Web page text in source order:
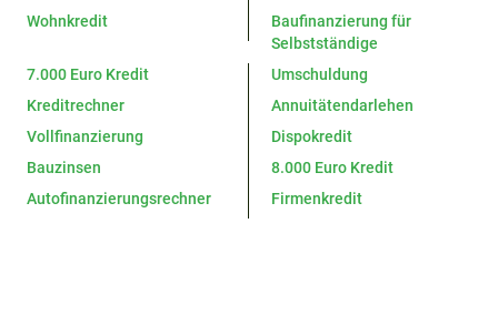
Wohnkredit
Baufinanzierung für
Selbstständige
7.000 Euro Kredit
Umschuldung
Kreditrechner
Annuitätendarlehen
Vollfinanzierung
Dispokredit
Bauzinsen
8.000 Euro Kredit
Autofinanzierungsrechner
Firmenkredit